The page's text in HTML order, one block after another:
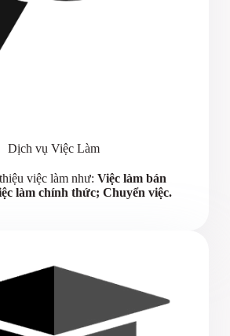
Dịch vụ Việc Làm
việc làm như: Việc làm bán
làm chính thức; Chuyển việc.